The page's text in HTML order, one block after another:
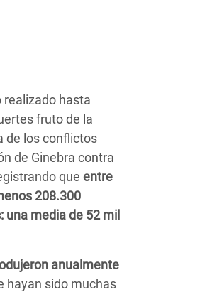
realizado hasta
fruto de la
de los conflictos
de Ginebra contra
que entre
208.300
media de 52 mil
anualmente
hayan sido muchas